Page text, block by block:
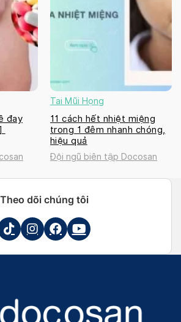
đay
Tai Mũi Họng
11 cách hết nhiệt miệng
trong 1 đêm nhanh chóng,
hiệu quả
Đội ngũ biên tập Docosan
Theo dõi chúng tôi